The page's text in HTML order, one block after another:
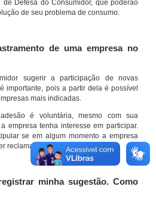
Defesa do Consumidor, que poderão
de seu problema de consumo.
de uma empresa no
sugerir a participação de novas
importante, pois a partir dela é possível
mais indicadas.
é voluntária, mesmo com sua
empresa tenha interesse em participar.
se em algum momento a empresa
reclamações por meio do site.
minha sugestão. Como